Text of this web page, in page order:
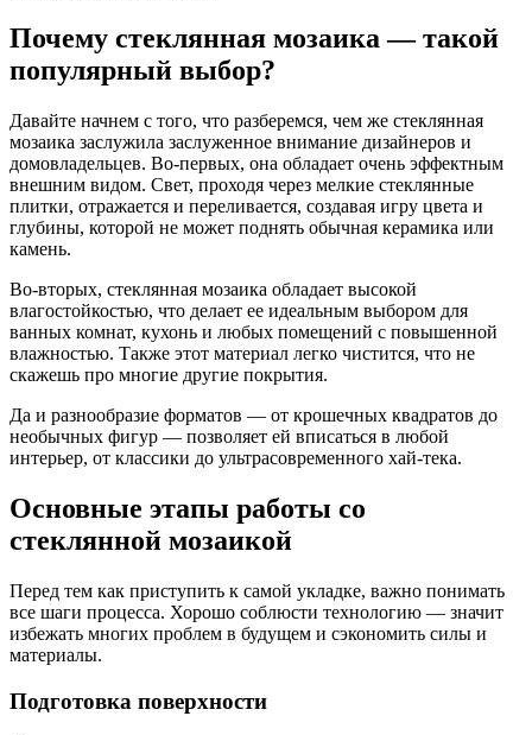
Почему стеклянная мозаика — такой
популярный выбор?
Давайте начнем с того, что разберемся, чем же стеклянная
мозаика заслужила заслуженное внимание дизайнеров и
домовладельцев. Во-первых, она обладает очень эффектным
внешним видом. Свет, проходя через мелкие стеклянные
плитки, отражается и переливается, создавая игру цвета и
глубины, которой не может поднять обычная керамика или
камень.
Во-вторых, стеклянная мозаика обладает высокой
влагостойкостью, что делает ее идеальным выбором для
ванных комнат, кухонь и любых помещений с повышенной
влажностью. Также этот материал легко чистится, что не
скажешь про многие другие покрытия.
Да и разнообразие форматов — от крошечных квадратов до
необычных фигур — позволяет ей вписаться в любой
интерьер, от классики до ультрасовременного хай-тека.
Основные этапы работы со
стеклянной мозаикой
Перед тем как приступить к самой укладке, важно понимать
все шаги процесса. Хорошо соблюсти технологию — значит
избежать многих проблем в будущем и сэкономить силы и
материалы.
Подготовка поверхности